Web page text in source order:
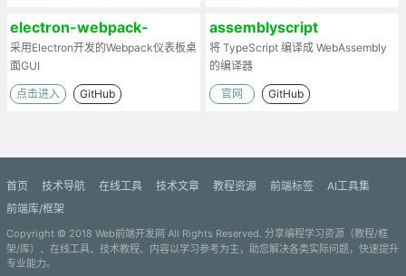
electron-webpack-
dashboard
采用Electron开发的Webpack仪表板桌
面GUI
点击进入 GitHub
assemblyscript
将 TypeScript 编译成 WebAssembly
的编译器
官网 GitHub
首页 技术导航 在线工具 技术文章 教程资源 前端标签
AI工具集
前端库/框架